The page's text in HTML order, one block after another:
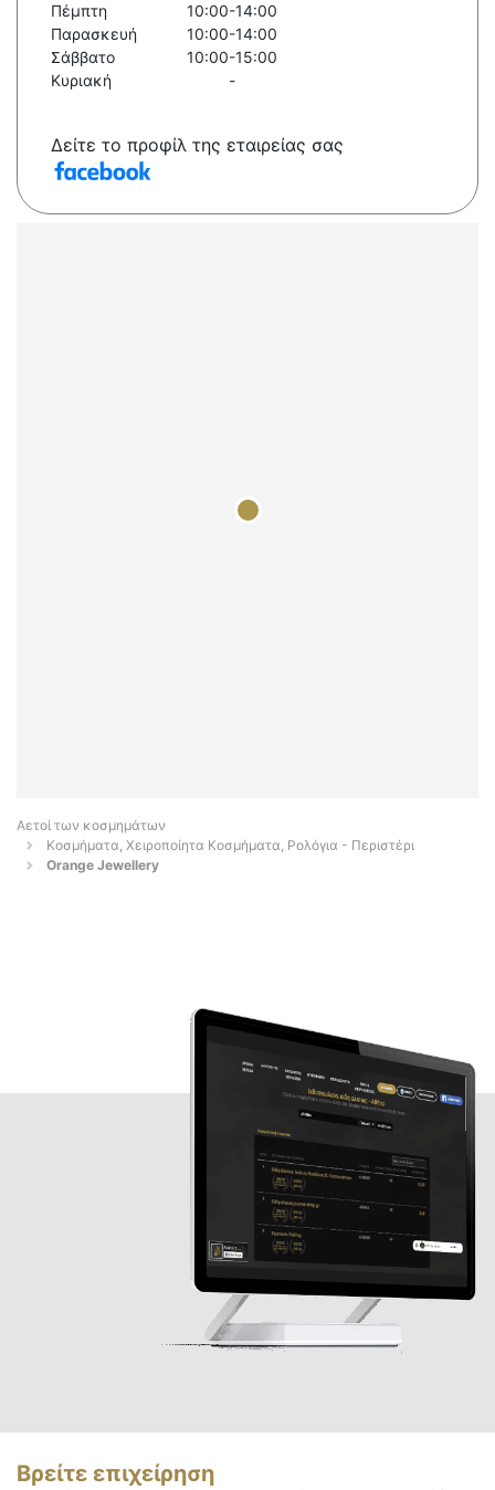
Πέμπτη
10:00-14:00
Παρασκευή
10:00-14:00
Σάββατο
10:00-15:00
Κυριακή
-
Δείτε το προφίλ της εταιρείας σας
Αετοί των κοσμημάτων
Κοσμήματα, Χειροποίητα Κοσμήματα, Ρολόγια - Περιστέρι
Orange Jewellery
Βρείτε επιχείρηση